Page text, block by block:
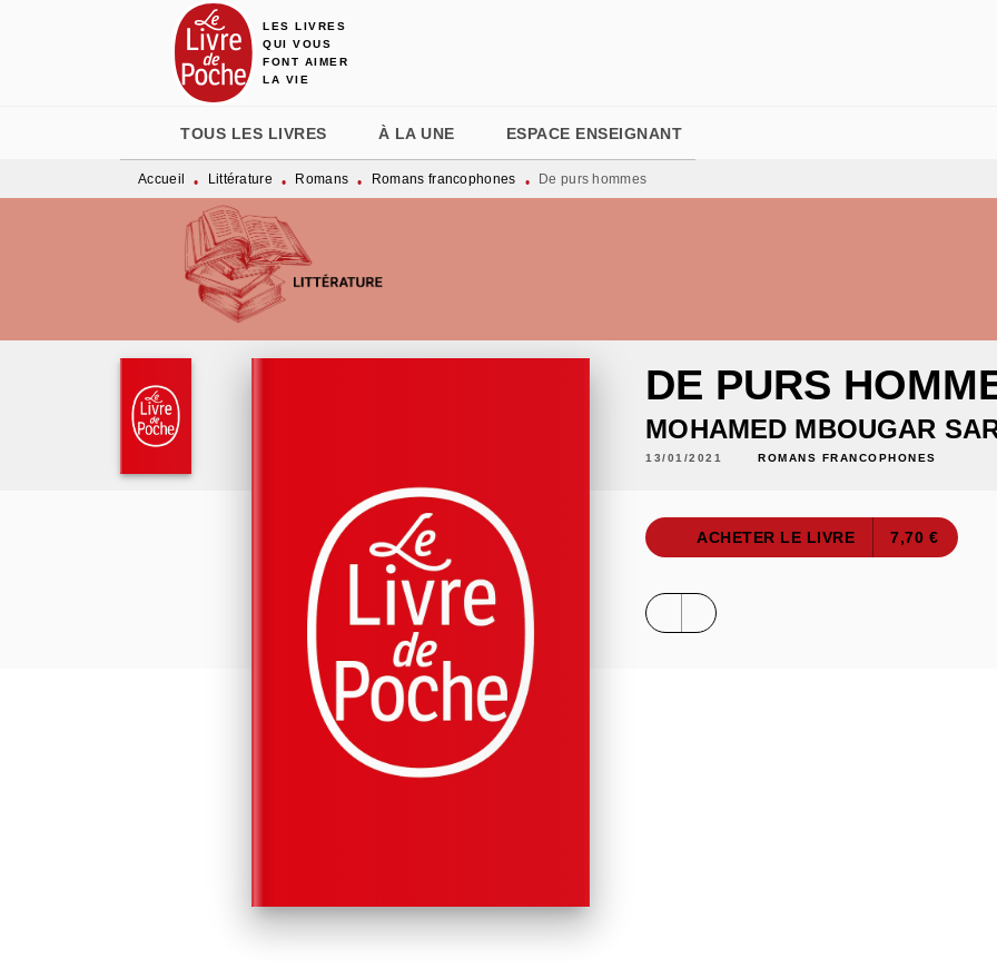
MENU RECHERCHE
LES LIVRES
QUI VOUS
FONT AIMER
LA VIE
TOUS LES LIVRES À LA UNE ESPACE ENSEIGNANT
Accueil • Littérature • Romans • Romans francophones • De purs hommes
DE PURS
MOHAMED MBOUGAR
13/01/2021 ROMANS FRANCOPHONES
ACHETER LE LIVRE 7,70 €